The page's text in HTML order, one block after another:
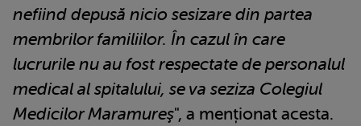
nefiind depusă nicio sesizare din partea
membrilor familiilor. În cazul în care
lucrurile nu au fost respectate de personalul
medical al spitalului, se va seziza Colegiul
Medicilor Maramureş", a menționat acesta.